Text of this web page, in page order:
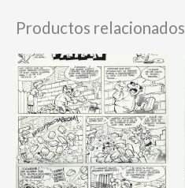
Productos relacionados